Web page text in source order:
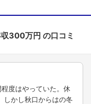
300万円 の口コミ
度はやっていた。休
しかし秋口からはの冬